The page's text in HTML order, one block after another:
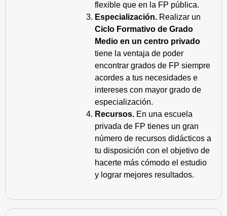
flexible que en la FP pública.
Especialización. Realizar un
Ciclo Formativo de Grado
Medio en un centro privado
tiene la ventaja de poder
encontrar grados de FP siempre
acordes a tus necesidades e
intereses con mayor grado de
especialización.
Recursos. En una escuela
privada de FP tienes un gran
número de recursos didácticos a
tu disposición con el objetivo de
hacerte más cómodo el estudio
y lograr mejores resultados.